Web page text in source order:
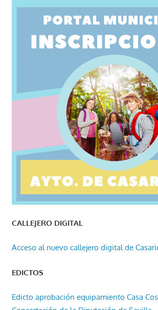
CALLEJERO DIGITAL
Acceso al nuevo callejero digital de
EDICTOS
Edicto aprobación equipamiento Casa